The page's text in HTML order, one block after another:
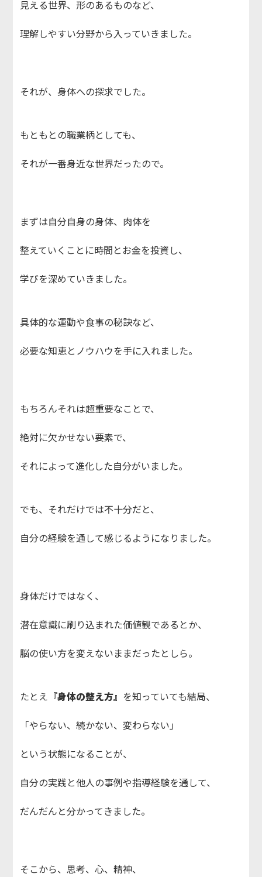
見える世界、形のあるものなど、
理解しやすい分野から入っていきました。
それが、身体への探求でした。
もともとの職業柄としても、
それが一番身近な世界だったので。
まずは自分自身の身体、肉体を
整えていくことに時間とお金を投資し、
学びを深めていきました。
具体的な運動や食事の秘訣など、
必要な知恵とノウハウを手に入れました。
もちろんそれは超重要なことで、
絶対に欠かせない要素で、
それによって進化した自分がいました。
でも、それだけでは不十分だと、
自分の経験を通して感じるようになりました。
身体だけではなく、
潜在意識に刷り込まれた価値観であるとか、
脳の使い方を変えないままだったとしら。
たとえ 『身体の整え方』 を知っていても結局、
「やらない、続かない、変わらない」
という状態になることが、
自分の実践と他人の事例や指導経験を通して、
だんだんと分かってきました。
そこから、思考、心、精神、